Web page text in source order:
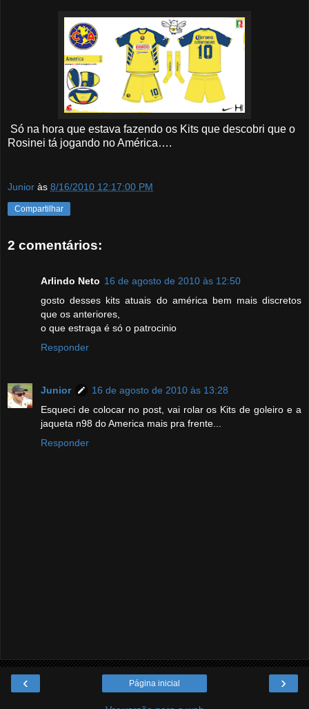
Só na hora que estava fazendo os Kits que descobri que o
Rosinei tá jogando no América….
Junior às 8/16/2010 12:17:00 PM
Compartilhar
2 comentários:
Arlindo Neto 16 de agosto de 2010 às 12:50
gosto desses kits atuais do américa bem mais discretos
que os anteriores,
o que estraga é só o patrocinio
Responder
Junior
16 de agosto de 2010 às 13:28
Esqueci de colocar no post, vai rolar os Kits de goleiro e a
jaqueta n98 do America mais pra frente...
Responder
‹ ›
Página inicial